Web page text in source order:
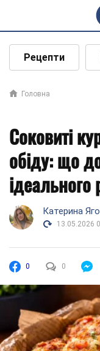
Рецепти
Головна
Соковиті
обіду: що
ідеального
Катерина
13.05.2026
0 0